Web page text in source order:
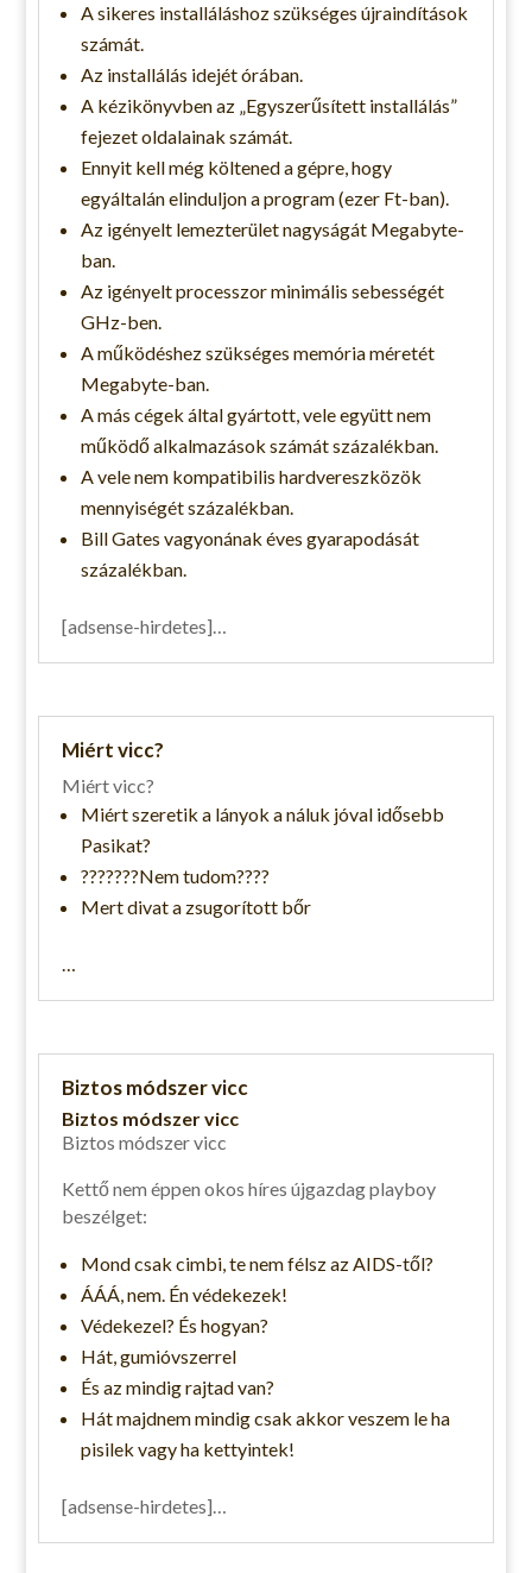
A sikeres installáláshoz szükséges újraindítások
számát.
Az installálás idejét órában.
A kézikönyvben az „Egyszerűsített installálás”
fejezet oldalainak számát.
Ennyit kell még költened a gépre, hogy
egyáltalán elinduljon a program (ezer Ft-ban).
Az igényelt lemezterület nagyságát Megabyte-
ban.
Az igényelt processzor minimális sebességét
GHz-ben.
A működéshez szükséges memória méretét
Megabyte-ban.
A más cégek által gyártott, vele együtt nem
működő alkalmazások számát százalékban.
A vele nem kompatibilis hardvereszközök
mennyiségét százalékban.
Bill Gates vagyonának éves gyarapodását
százalékban.
[adsense-hirdetes]…
Miért vicc?
Miért vicc?
Miért szeretik a lányok a náluk jóval idősebb
Pasikat?
???????Nem tudom????
Mert divat a zsugorított bőr
…
Biztos módszer vicc
Biztos módszer vicc
Biztos módszer vicc
Kettő nem éppen okos híres újgazdag playboy
beszélget:
Mond csak cimbi, te nem félsz az AIDS-től?
ÁÁÁ, nem. Én védekezek!
Védekezel? És hogyan?
Hát, gumióvszerrel
És az mindig rajtad van?
Hát majdnem mindig csak akkor veszem le ha
pisilek vagy ha kettyintek!
[adsense-hirdetes]…